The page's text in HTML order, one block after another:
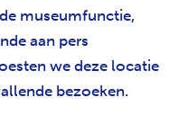
museumfunctie,
aan pers
we deze locatie
bezoeken.